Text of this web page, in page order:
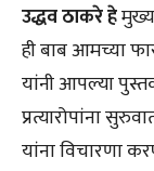
उद्धव ठाकरे हे
ही बाब आमच्या
यांनी आपल्या
प्रत्यारोपांना
यांना विचारणा